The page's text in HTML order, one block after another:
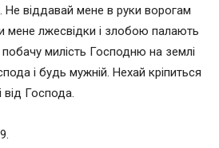
Не віддавай мене в руки ворогам
мене лжесвідки і злобою палають
милість Господню на землі
і будь мужній. Нехай кріпиться
Господа.